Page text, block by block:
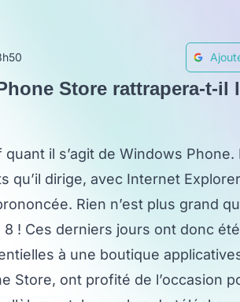
Store rattrapera-t-il
il s’agit de Windows Phone.
qu’il dirige, avec Internet
Rien n’est plus grand
! Ces derniers jours ont donc
à une boutique
Store, ont profité de l’occasion